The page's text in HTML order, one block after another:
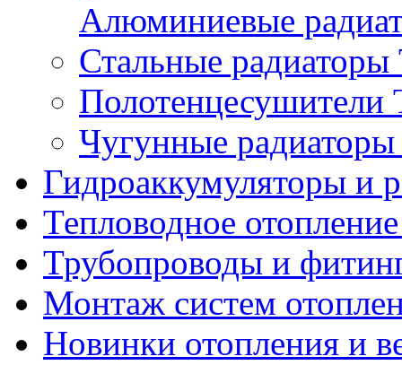
Алюминиевые
Стальные
Чугунные
Гидроаккумуляторы и
Тепловодное
Трубопроводы и
Монтаж систем
Новинки отопления и